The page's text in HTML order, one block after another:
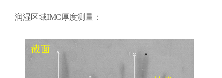
润湿区域IMC厚度测量：